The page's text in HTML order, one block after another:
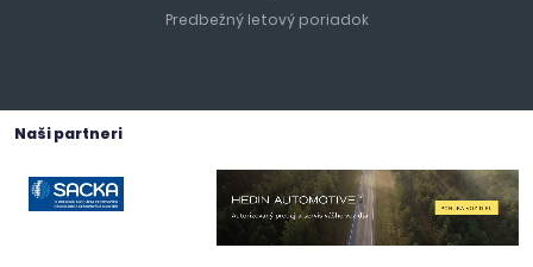
Predbežný letový poriadok
Naši partneri